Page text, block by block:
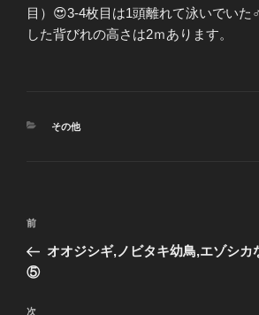
目）😍3-4枚目は1頭離れて泳いでいた
した背びれの高さは2ｍあります。
カ
その他
投
ナ
前
の
投
前
オオジシギ,ノビタキ幼鳥,エゾシカ
⑤
次